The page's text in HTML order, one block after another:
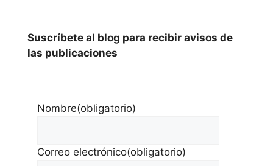
Suscríbete al blog para recibir avisos de
las publicaciones
Nombre(obligatorio)
Correo electrónico(obligatorio)